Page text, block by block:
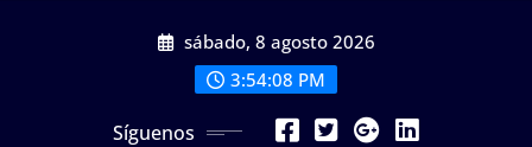
sábado, 8 agosto 2026
3:54:09 PM
Síguenos